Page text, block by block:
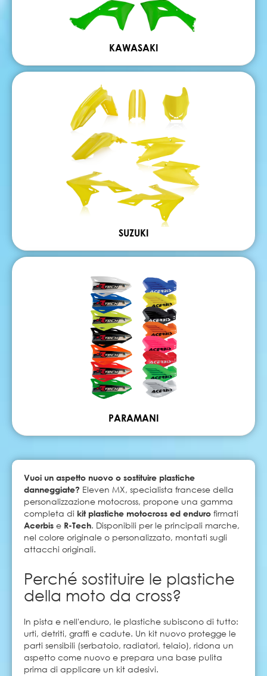
KAWASAKI
SUZUKI
PARAMANI
Vuoi un aspetto nuovo o sostituire plastiche
danneggiate? Eleven MX, specialista francese della
personalizzazione motocross, propone una gamma
completa di kit plastiche motocross ed enduro firmati
Acerbis e R-Tech. Disponibili per le principali marche,
nel colore originale o personalizzato, montati sugli
attacchi originali.
Perché sostituire le plastiche
della moto da cross?
In pista e nell'enduro, le plastiche subiscono di tutto:
urti, detriti, graffi e cadute. Un kit nuovo protegge le
parti sensibili (serbatoio, radiatori, telaio), ridona un
aspetto come nuovo e prepara una base pulita
prima di applicare un kit adesivi.